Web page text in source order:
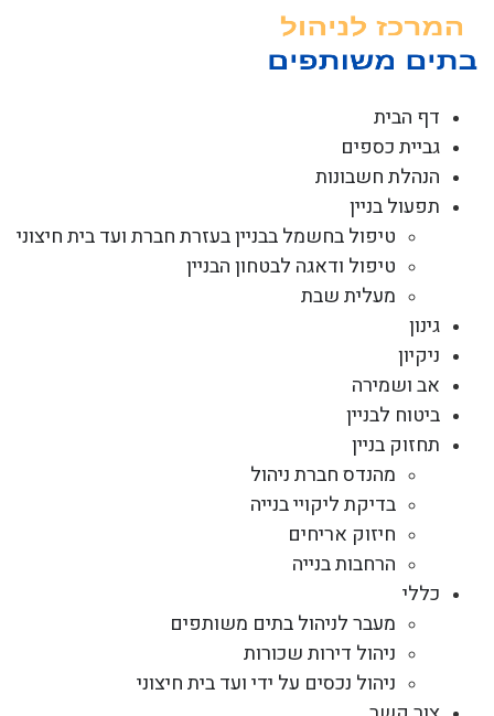
דף הבית
גביית כספים
הנהלת חשבונות
תפעול בניין
טיפול בחשמל בבניין בעזרת חברת ועד בית חיצוני
טיפול ודאגה לבטחון הבניין
מעלית שבת
גינון
ניקיון
אב ושמירה
ביטוח לבניין
תחזוק בניין
מהנדס חברת ניהול
בדיקת ליקויי בנייה
חיזוק אריחים
הרחבות בנייה
כללי
מעבר לניהול בתים משותפים
ניהול דירות שכורות
ניהול נכסים על ידי ועד בית חיצוני